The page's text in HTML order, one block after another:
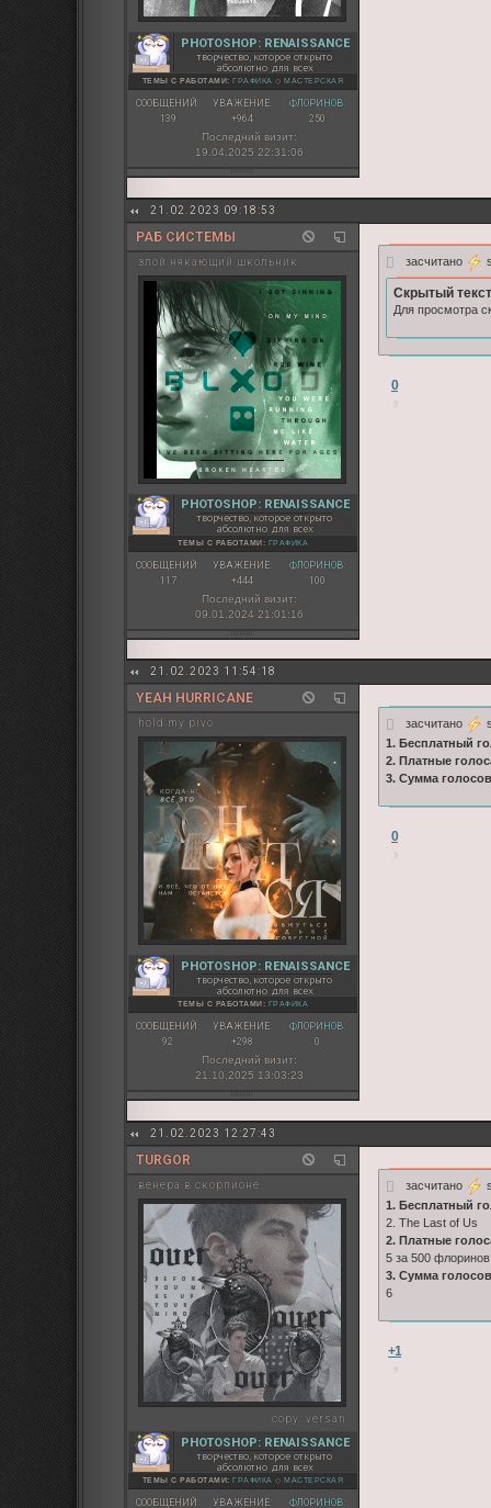
PHOTOSHOP: RENAISSANCE
творчество, которое открыто
абсолютно для всех
ТЕМЫ С РАБОТАМИ: ГРАФИКА ◇ МАСТЕРСКАЯ
СООБЩЕНИЙ:
139
УВАЖЕНИЕ:
+964
ФЛОРИНОВ:
250
Последний визит:
19.04.2025 22:31:06
21.02.2023 09:18:53
РАБ СИСТЕМЫ
злой някающий школьник
PHOTOSHOP: RENAISSANCE
творчество, которое открыто
абсолютно для всех
ТЕМЫ С РАБОТАМИ: ГРАФИКА
СООБЩЕНИЙ:
117
УВАЖЕНИЕ:
+444
ФЛОРИНОВ:
100
Последний визит:
09.01.2024 21:01:16
засчитано
Скрытый
Для просмотра
0
21.02.2023 11:54:18
YEAH HURRICANE
hold my pivo
PHOTOSHOP: RENAISSANCE
творчество, которое открыто
абсолютно для всех
ТЕМЫ С РАБОТАМИ: ГРАФИКА
СООБЩЕНИЙ:
92
УВАЖЕНИЕ:
+298
ФЛОРИНОВ:
0
Последний визит:
21.10.2025 13:03:23
засчитано
1. Бесплатный
2. Платные
3. Сумма
0
21.02.2023 12:27:43
TURGOR
венера в скорпионе
copy: versan
PHOTOSHOP: RENAISSANCE
творчество, которое открыто
абсолютно для всех
ТЕМЫ С РАБОТАМИ: ГРАФИКА ◇ МАСТЕРСКАЯ
СООБЩЕНИЙ: УВАЖЕНИЕ: ФЛОРИНОВ:
засчитано
1. Бесплатный
2. The Last of Us
2. Платные
5 за 500 флоринов
3. Сумма
6
+1